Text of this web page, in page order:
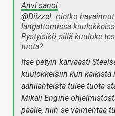
Anvi sanoi
@Diizzel oletko
langattomissa
Pystyisikö sillä kuuloke
tuota?
Itse petyin karvaasti
kuulokkeisiin kun kaikista
äänilähteistä tulee tuota
Mikäli Engine
päälle, niin se vaimentaa